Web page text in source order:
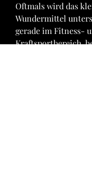
Oftmals wird das
Wundermittel
gerade im Fitness-
Kraftsportbereich,